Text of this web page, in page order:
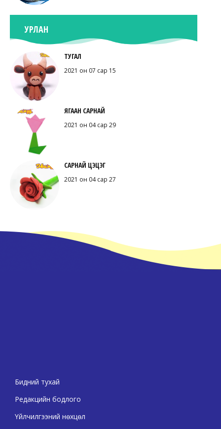
УРЛАН
ТУГАЛ
2021 он 07 сар 15
ЯГААН САРНАЙ
2021 он 04 сар 29
САРНАЙ ЦЭЦЭГ
2021 он 04 сар 27
Бидний тухай
Редакцийн бодлого
Үйлчилгээний нөхцөл